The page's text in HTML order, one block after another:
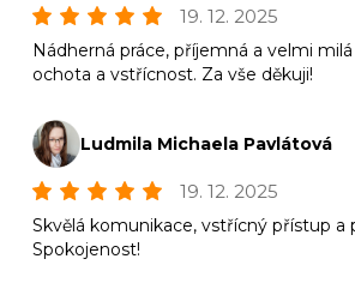
19. 12. 2025
Nádherná práce, příjemná a velmi
ochota a vstřícnost. Za vše děkuji!
Ludmila Michaela Pavlátová
19. 12. 2025
Skvělá komunikace, vstřícný přístup a
Spokojenost!